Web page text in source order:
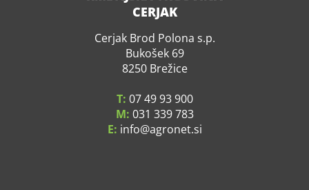
CERJAK
Cerjak Brod Polona s.p.
Bukošek 69
8250 Brežice
T: 07 49 93 900
M: 031 339 783
E: info agronet.si